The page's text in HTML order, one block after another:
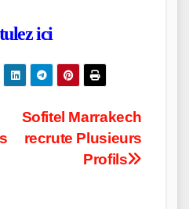
ici
Sofitel Marrakech
recrute Plusieurs
Profils